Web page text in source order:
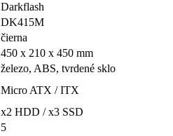
Darkflash
DK415M
čierna
450 x 210 x 450 mm
železo, ABS, tvrdené sklo
Micro ATX / ITX
x2 HDD / x3 SSD
5